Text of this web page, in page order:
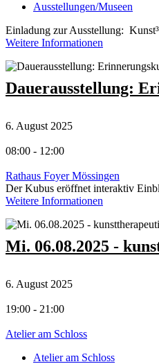
Ausstellungen/Museen
Einladung zur Ausstellung:
Weitere Informationen
Dauerausstellung:
6. August 2025
08:00 - 12:00
Rathaus Foyer Mössingen
Der Kubus eröffnet interaktiv
Weitere Informationen
Mi. 06.08.2025 -
6. August 2025
19:00 - 21:00
Atelier am Schloss
Atelier am Schloss